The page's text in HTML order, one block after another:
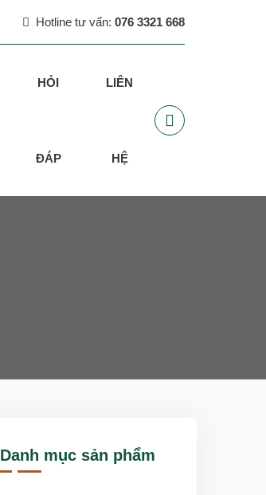
Hotline tư vấn: 076 3321 668
HỎI
ĐÁP
LIÊN
HỆ
Danh mục sản phẩm